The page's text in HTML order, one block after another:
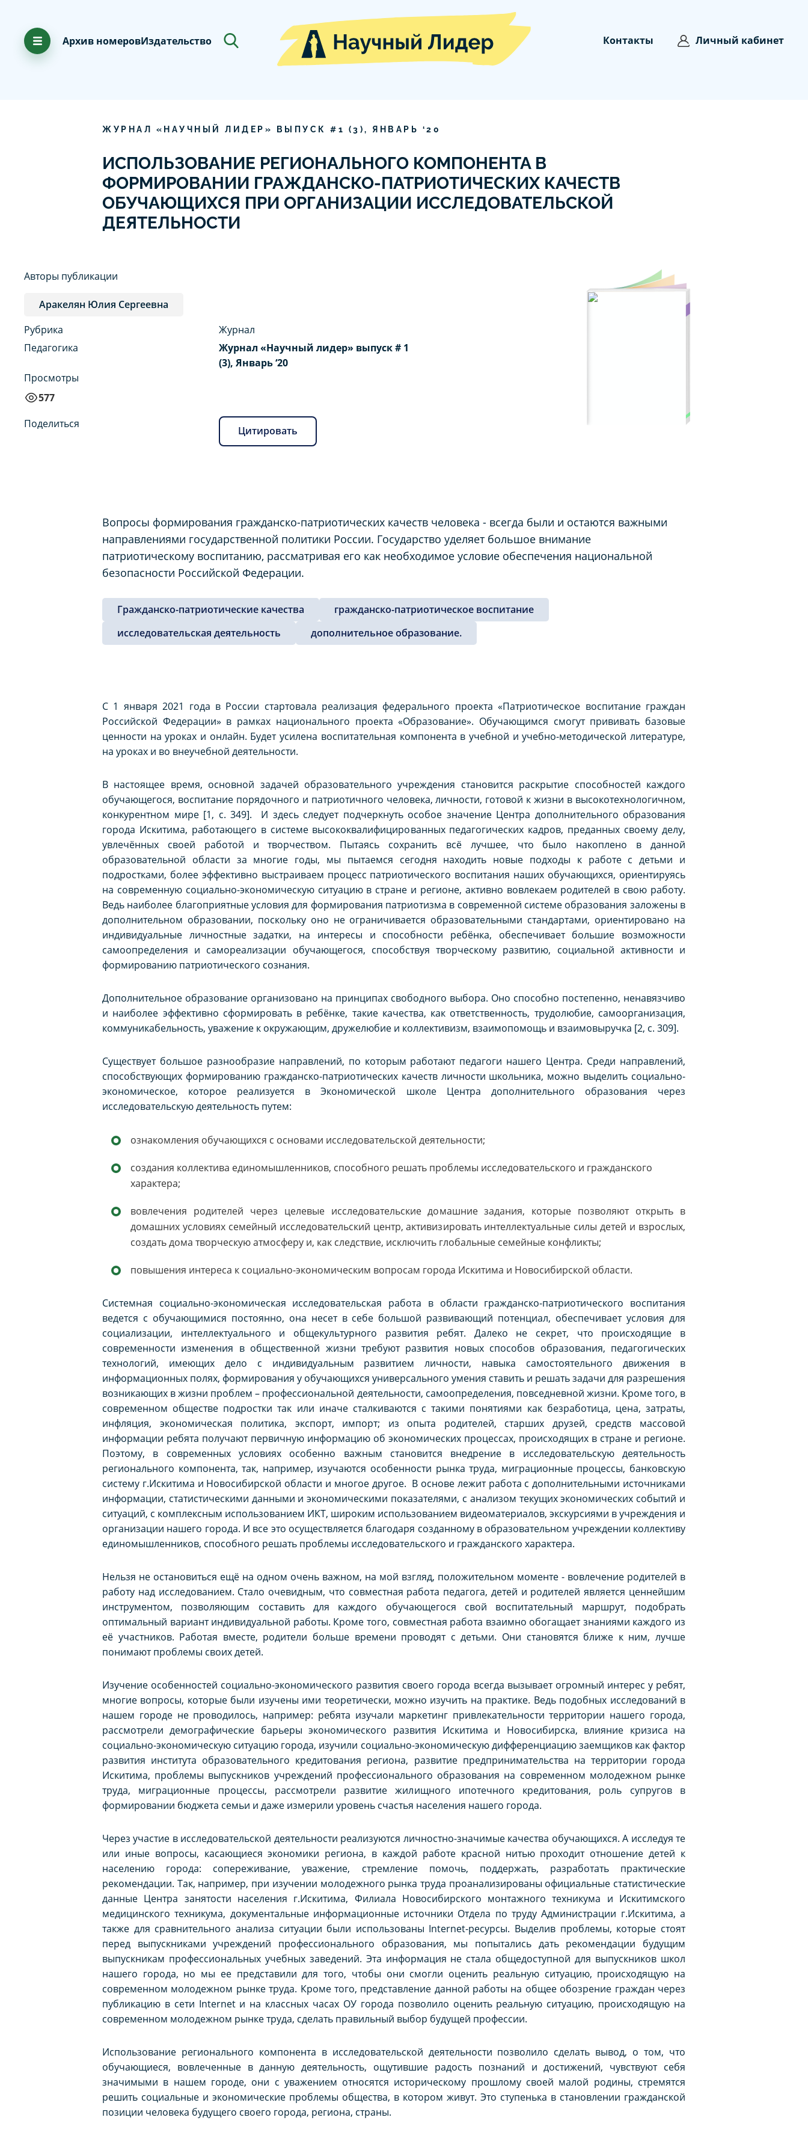
Архив номеровИздательство Контакты Личный кабинет
ЖУРНАЛ «НАУЧНЫЙ ЛИДЕР» ВЫПУСК # 1 (3 ), ЯНВАРЬ ‘20
ИСПОЛЬЗОВАНИЕ РЕГИОНАЛЬНОГО КОМПОНЕНТА В
ФОРМИРОВАНИИ ГРАЖДАНСКО-ПАТРИОТИЧЕСКИХ КАЧЕСТВ
ОБУЧАЮЩИХСЯ ПРИ ОРГАНИЗАЦИИ ИССЛЕДОВАТЕЛЬСКОЙ
ДЕЯТЕЛЬНОСТИ
Авторы публикации
Аракелян Юлия Сергеевна
Рубрика
Педагогика
Просмотры
577
Журнал
Журнал «Научный лидер» выпуск # 1
(3), Январь ‘20
Поделиться
Цитировать
Вопросы формирования гражданско-патриотических качеств человека - всегда были и остаются важными
направлениями государственной политики России. Государство уделяет большое внимание
патриотическому воспитанию, рассматривая его как необходимое условие обеспечения национальной
безопасности Российской Федерации.
Гражданско-патриотические качества
гражданско-патриотическое воспитание
исследовательская деятельность
дополнительное образование.
С 1 января 2021 года в России стартовала реализация федерального проекта «Патриотическое воспитание граждан
Российской Федерации» в рамках национального проекта «Образование». Обучающимся смогут прививать базовые
ценности на уроках и онлайн. Будет усилена воспитательная компонента в учебной и учебно-методической литературе,
на уроках и во внеучебной деятельности.
В настоящее время, основной задачей образовательного учреждения становится раскрытие способностей каждого
обучающегося, воспитание порядочного и патриотичного человека, личности, готовой к жизни в высокотехнологичном,
конкурентном мире [1, с. 349]. И здесь следует подчеркнуть особое значение Центра дополнительного образования
города Искитима, работающего в системе высококвалифицированных педагогических кадров, преданных своему делу,
увлечённых своей работой и творчеством. Пытаясь сохранить всё лучшее, что было накоплено в данной
образовательной области за многие годы, мы пытаемся сегодня находить новые подходы к работе с детьми и
подростками, более эффективно выстраиваем процесс патриотического воспитания наших обучающихся, ориентируясь
на современную социально-экономическую ситуацию в стране и регионе, активно вовлекаем родителей в свою работу.
Ведь наиболее благоприятные условия для формирования патриотизма в современной системе образования заложены в
дополнительном образовании, поскольку оно не ограничивается образовательными стандартами, ориентировано на
индивидуальные личностные задатки, на интересы и способности ребёнка, обеспечивает большие возможности
самоопределения и самореализации обучающегося, способствуя творческому развитию, социальной активности и
формированию патриотического сознания.
Дополнительное образование организовано на принципах свободного выбора. Оно способно постепенно, ненавязчиво
и наиболее эффективно сформировать в ребёнке, такие качества, как ответственность, трудолюбие, самоорганизация,
коммуникабельность, уважение к окружающим, дружелюбие и коллективизм, взаимопомощь и взаимовыручка [2, с. 309].
Существует большое разнообразие направлений, по которым работают педагоги нашего Центра. Среди направлений,
способствующих формированию гражданско-патриотических качеств личности школьника, можно выделить социально-
экономическое, которое реализуется в Экономической школе Центра дополнительного образования через
исследовательскую деятельность путем:
ознакомления обучающихся с основами исследовательской деятельности;
создания коллектива единомышленников, способного решать проблемы исследовательского и гражданского
характера;
вовлечения родителей через целевые исследовательские домашние задания, которые позволяют открыть в
домашних условиях семейный исследовательский центр, активизировать интеллектуальные силы детей и взрослых,
создать дома творческую атмосферу и, как следствие, исключить глобальные семейные конфликты;
повышения интереса к социально-экономическим вопросам города Искитима и Новосибирской области.
Системная социально-экономическая исследовательская работа в области гражданско-патриотического воспитания
ведется с обучающимися постоянно, она несет в себе большой развивающий потенциал, обеспечивает условия для
социализации, интеллектуального и общекультурного развития ребят. Далеко не секрет, что происходящие в
современности изменения в общественной жизни требуют развития новых способов образования, педагогических
технологий, имеющих дело с индивидуальным развитием личности, навыка самостоятельного движения в
информационных полях, формирования у обучающихся универсального умения ставить и решать задачи для разрешения
возникающих в жизни проблем – профессиональной деятельности, самоопределения, повседневной жизни. Кроме того, в
современном обществе подростки так или иначе сталкиваются с такими понятиями как безработица, цена, затраты,
инфляция, экономическая политика, экспорт, импорт; из опыта родителей, старших друзей, средств массовой
информации ребята получают первичную информацию об экономических процессах, происходящих в стране и регионе.
Поэтому, в современных условиях особенно важным становится внедрение в исследовательскую деятельность
регионального компонента, так, например, изучаются особенности рынка труда, миграционные процессы, банковскую
систему г.Искитима и Новосибирской области и многое другое. В основе лежит работа с дополнительными источниками
информации, статистическими данными и экономическими показателями, с анализом текущих экономических событий и
ситуаций, с комплексным использованием ИКТ, широким использованием видеоматериалов, экскурсиями в учреждения и
организации нашего города. И все это осуществляется благодаря созданному в образовательном учреждении коллективу
единомышленников, способного решать проблемы исследовательского и гражданского характера.
Нельзя не остановиться ещё на одном очень важном, на мой взгляд, положительном моменте - вовлечение родителей в
работу над исследованием. Стало очевидным, что совместная работа педагога, детей и родителей является ценнейшим
инструментом, позволяющим составить для каждого обучающегося свой воспитательный маршрут, подобрать
оптимальный вариант индивидуальной работы. Кроме того, совместная работа взаимно обогащает знаниями каждого из
её участников. Работая вместе, родители больше времени проводят с детьми. Они становятся ближе к ним, лучше
понимают проблемы своих детей.
Изучение особенностей социально-экономического развития своего города всегда вызывает огромный интерес у ребят,
многие вопросы, которые были изучены ими теоретически, можно изучить на практике. Ведь подобных исследований в
нашем городе не проводилось, например: ребята изучали маркетинг привлекательности территории нашего города,
рассмотрели демографические барьеры экономического развития Искитима и Новосибирска, влияние кризиса на
социально-экономическую ситуацию города, изучили социально-экономическую дифференциацию заемщиков как фактор
развития института образовательного кредитования региона, развитие предпринимательства на территории города
Искитима, проблемы выпускников учреждений профессионального образования на современном молодежном рынке
труда, миграционные процессы, рассмотрели развитие жилищного ипотечного кредитования, роль супругов в
формировании бюджета семьи и даже измерили уровень счастья населения нашего города.
Через участие в исследовательской деятельности реализуются личностно-значимые качества обучающихся. А исследуя те
или иные вопросы, касающиеся экономики региона, в каждой работе красной нитью проходит отношение детей к
населению города: сопереживание, уважение, стремление помочь, поддержать, разработать практические
рекомендации. Так, например, при изучении молодежного рынка труда проанализированы официальные статистические
данные Центра занятости населения г.Искитима, Филиала Новосибирского монтажного техникума и Искитимского
медицинского техникума, документальные информационные источники Отдела по труду Администрации г.Искитима, а
также для сравнительного анализа ситуации были использованы Internet-ресурсы. Выделив проблемы, которые стоят
перед выпускниками учреждений профессионального образования, мы попытались дать рекомендации будущим
выпускникам профессиональных учебных заведений. Эта информация не стала общедоступной для выпускников школ
нашего города, но мы ее представили для того, чтобы они смогли оценить реальную ситуацию, происходящую на
современном молодежном рынке труда. Кроме того, представление данной работы на общее обозрение граждан через
публикацию в сети Internet и на классных часах ОУ города позволило оценить реальную ситуацию, происходящую на
современном молодежном рынке труда, сделать правильный выбор будущей профессии.
Использование регионального компонента в исследовательской деятельности позволило сделать вывод, о том, что
обучающиеся, вовлеченные в данную деятельность, ощутившие радость познаний и достижений, чувствуют себя
значимыми в нашем городе, они с уважением относятся историческому прошлому своей малой родины, стремятся
решить социальные и экономические проблемы общества, в котором живут. Это ступенька в становлении гражданской
позиции человека будущего своего города, региона, страны.